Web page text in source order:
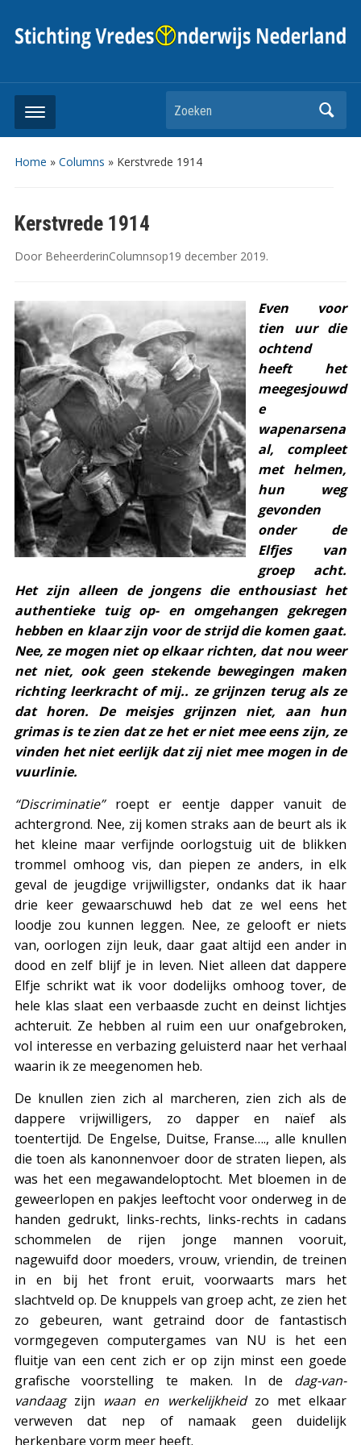
Zoeken
Home » Columns » Kerstvrede 1914
Kerstvrede 1914
Door BeheerderinColumnsop19 december 2019.
Even voor
tien uur die
ochtend
heeft het
meegesjouwd
e
wapenarsena
al, compleet
met helmen,
hun weg
gevonden
onder de
Elfjes van
groep acht.
Het zijn alleen de jongens die enthousiast het
authentieke tuig op- en omgehangen gekregen
hebben en klaar zijn voor de strijd die komen gaat.
Nee, ze mogen niet op elkaar richten, dat nou weer
net niet, ook geen stekende bewegingen maken
richting leerkracht of mij.. ze grijnzen terug als ze
dat horen. De meisjes grijnzen niet, aan hun
grimas is te zien dat ze het er niet mee eens zijn, ze
vinden het niet eerlijk dat zij niet mee mogen in de
vuurlinie.
“Discriminatie”roept er eentje dapper vanuit de
achtergrond. Nee, zij komen straks aan de beurt als ik
het kleine maar verfijnde oorlogstuig uit de blikken
trommel omhoog vis, dan piepen ze anders, in elk
geval de jeugdige vrijwilligster, ondanks dat ik haar
drie keer gewaarschuwd heb dat ze wel eens het
loodje zou kunnen leggen. Nee, ze gelooft er niets
van, oorlogen zijn leuk, daar gaat altijd een ander in
dood en zelf blijf je in leven. Niet alleen dat dappere
Elfje schrikt wat ik voor dodelijks omhoog tover, de
hele klas slaat een verbaasde zucht en deinst lichtjes
achteruit. Ze hebben al ruim een uur onafgebroken,
vol interesse en verbazing geluisterd naar het verhaal
waarin ik ze meegenomen heb.
De knullen zien zich al marcheren, zien zich als de
dappere vrijwilligers, zo dapper en naïef als
toentertijd. De Engelse, Duitse, Franse…., alle knullen
die toen als kanonnenvoer door de straten liepen, als
was het een megawandeloptocht. Met bloemen in de
geweerlopen en pakjes leeftocht voor onderweg in de
handen gedrukt, links-rechts, links-rechts in cadans
schommelen de rijen jonge mannen vooruit,
nagewuifd door moeders, vrouw, vriendin, de treinen
in en bij het front eruit, voorwaarts mars het
slachtveld op. De knuppels van groep acht, ze zien het
zo gebeuren, want getraind door de fantastisch
vormgegeven computergames van NU is het een
fluitje van een cent zich er op zijn minst een goede
grafische voorstelling te maken. In de dag-van-
vandaagzijn waan en werkelijkheidzo met elkaar
verweven dat nep of namaak geen duidelijk
herkenbare vorm meer heeft.